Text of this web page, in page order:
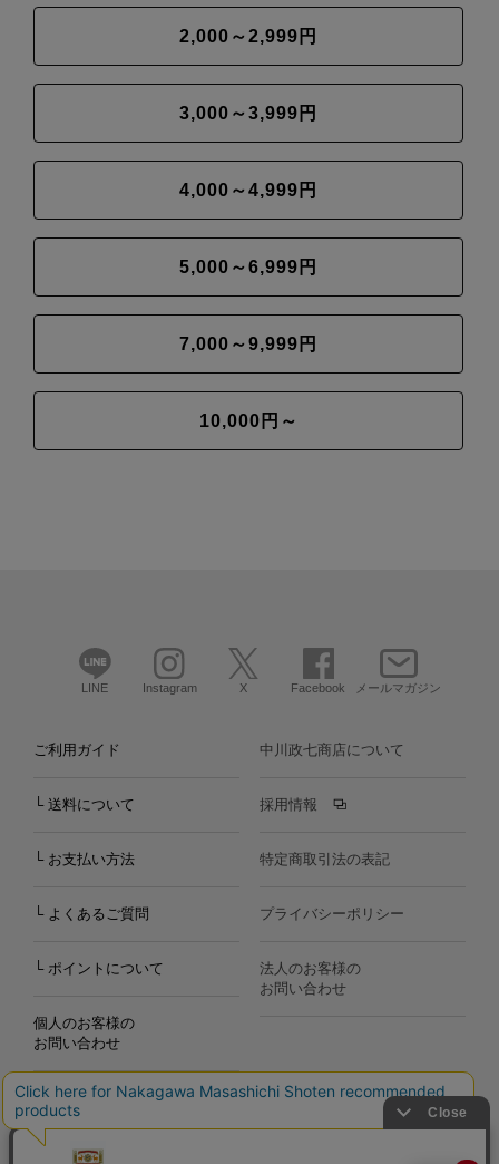
2,000～2,999円
3,000～3,999円
4,000～4,999円
5,000～6,999円
7,000～9,999円
10,000円～
LINE Instagram X Facebook メールマガジン
ご利用ガイド
└ 送料について
└ お支払い方法
└ よくあるご質問
└ ポイントについて
個人のお客様の
お問い合わせ
中川政七商店について
採用情報
特定商取引法の表記
プライバシーポリシー
法人のお客様の
お問い合わせ